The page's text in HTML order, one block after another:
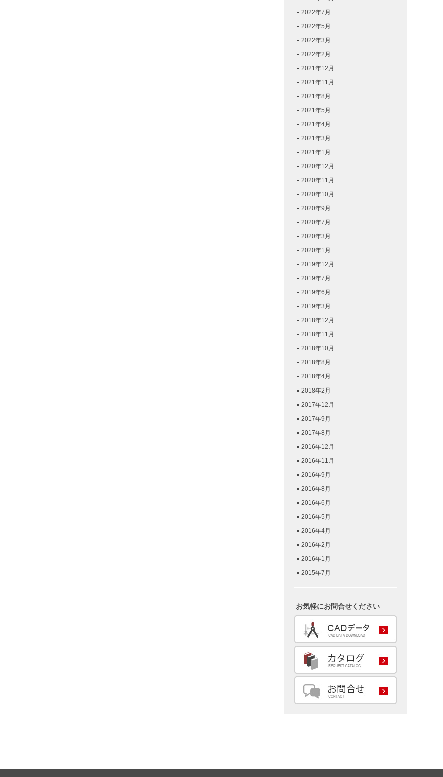
2022年7月
2022年5月
2022年3月
2022年2月
2021年12月
2021年11月
2021年8月
2021年5月
2021年4月
2021年3月
2021年1月
2020年12月
2020年11月
2020年10月
2020年9月
2020年7月
2020年3月
2020年1月
2019年12月
2019年7月
2019年6月
2019年3月
2018年12月
2018年11月
2018年10月
2018年8月
2018年4月
2018年2月
2017年12月
2017年9月
2017年8月
2016年12月
2016年11月
2016年9月
2016年8月
2016年6月
2016年5月
2016年4月
2016年2月
2016年1月
2015年7月
お気軽にお問合せください